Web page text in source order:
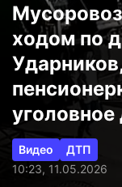
ходом по
уголовное
Видео
ДТП
10:23, 11.05.2026